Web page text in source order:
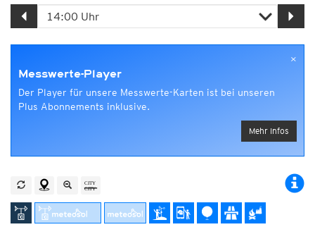
×
Messwerte-Player
Der Player für unsere Messwerte-Karten ist bei unseren
Plus Abonnements inklusive.
Mehr Infos